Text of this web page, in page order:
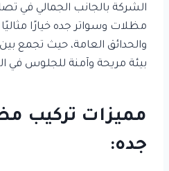
الشركة بالجانب الجمالي في
مظلات وسواتر جده خيارًا مثاليًا
والحدائق العامة، حيث تجمع
بيئة مريحة وآمنة للجلوس في
مميزات تركيب
جده: